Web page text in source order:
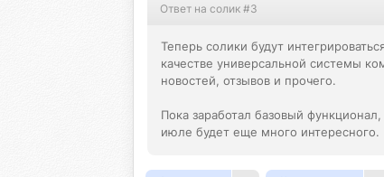
Ответ на солик #3
Теперь солики будут
качестве универсальной системы
новостей, отзывов и прочего.
Пока заработал базовый
июле будет еще много интересного.